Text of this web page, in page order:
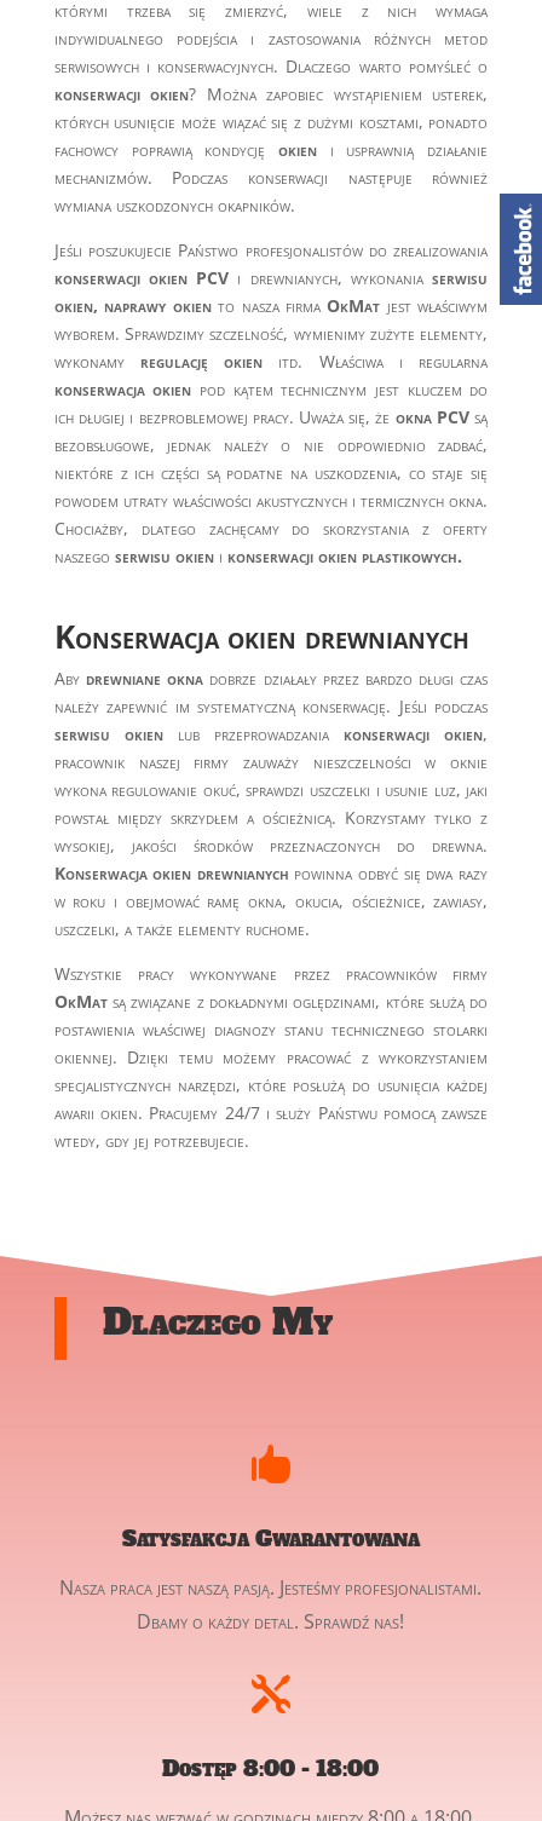
którymi trzeba się zmierzyć, wiele z nich wymaga
indywidualnego podejścia i zastosowania różnych metod
serwisowych i konserwacyjnych. Dlaczego warto pomyśleć o
konserwacji okien? Można zapobiec wystąpieniem usterek,
których usunięcie może wiązać się z dużymi kosztami, ponadto
fachowcy poprawią kondycję okien i usprawnią działanie
mechanizmów. Podczas konserwacji następuje również
wymiana uszkodzonych okapników.
Jeśli poszukujecie Państwo profesjonalistów do zrealizowania
konserwacji okien PCV i drewnianych, wykonaniaserwisu
okien, naprawy okiento nasza firmaOkMat jest właściwym
wyborem. Sprawdzimy szczelność, wymienimy zużyte elementy,
wykonamy regulację okien itd. Właściwa i regularna
konserwacja okien pod kątem technicznym jest kluczem do
ich długiej i bezproblemowej pracy. Uważa się, że okna PCVsą
bezobsługowe, jednak należy o nie odpowiednio zadbać,
niektóre z ich części są podatne na uszkodzenia, co staje się
powodem utraty właściwości akustycznych i termicznych okna.
Chociażby, dlatego zachęcamy do skorzystania z oferty
naszego serwisu okieni konserwacji okien plastikowych.
Konserwacja okien drewnianych
Aby drewniane okna dobrze działały przez bardzo długi czas
należy zapewnić im systematyczną konserwację. Jeśli podczas
serwisu okienlub przeprowadzania konserwacji okien,
pracownik naszej firmy zauważy nieszczelności w oknie
wykona regulowanie okuć, sprawdzi uszczelki i usunie luz, jaki
powstał między skrzydłem a ościeżnicą. Korzystamy tylko z
wysokiej, jakości środków przeznaczonych do drewna.
Konserwacja okien drewnianych powinna odbyć się dwa razy
w roku i obejmować ramę okna, okucia, ościeżnice, zawiasy,
uszczelki, a także elementy ruchome.
Wszystkie pracy wykonywane przez pracowników firmy
OkMatsą związane z dokładnymi oględzinami, które służą do
postawienia właściwej diagnozy stanu technicznego stolarki
okiennej. Dzięki temu możemy pracować z wykorzystaniem
specjalistycznych narzędzi, które posłużą do usunięcia każdej
awarii okien. Pracujemy 24/7 i służy Państwu pomocą zawsze
wtedy, gdy jej potrzebujecie.
Dlaczego My

Satysfakcja Gwarantowana
Nasza praca jest naszą pasją. Jesteśmy profesjonalistami.
Dbamy o każdy detal. Sprawdź nas!

Dostęp 8:00 - 18:00